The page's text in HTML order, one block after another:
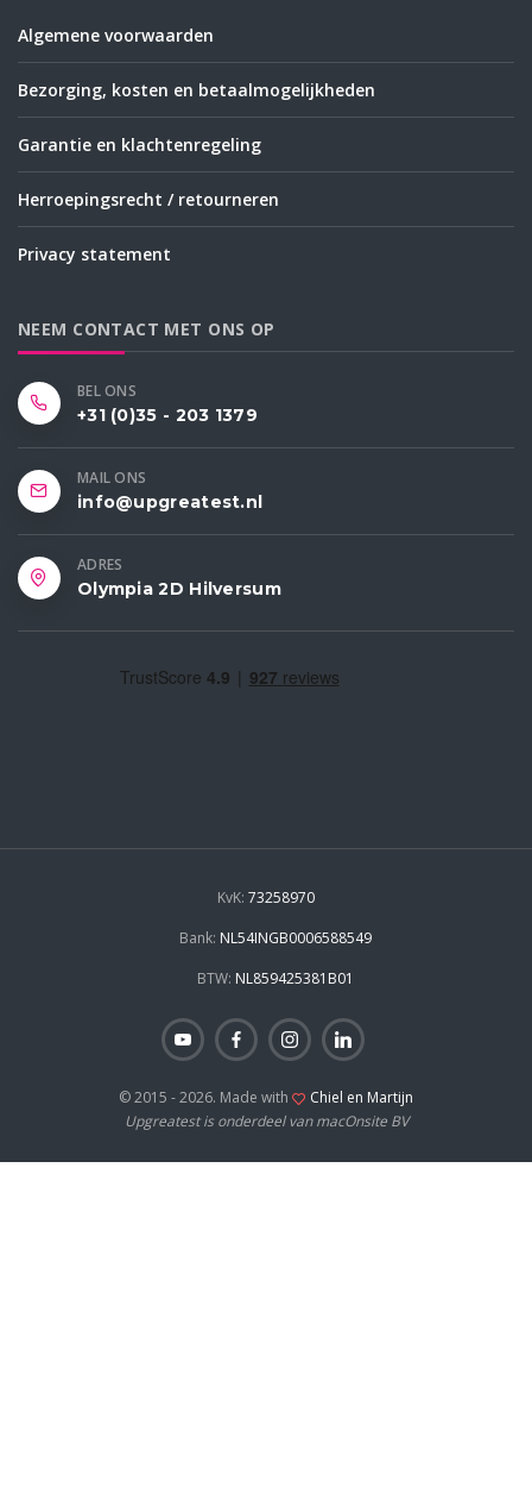
Algemene voorwaarden
Bezorging, kosten en betaalmogelijkheden
Garantie en klachtenregeling
Herroepingsrecht / retourneren
Privacy statement
NEEM CONTACT MET ONS OP
BEL ONS
+31 (0)35 - 203 1379
MAIL ONS
info@upgreatest.nl
ADRES
Olympia 2D Hilversum
KvK: 73258970
Bank: NL54INGB0006588549
BTW: NL859425381B01
© 2015 - 2026. Made with
Chiel en Martijn
Upgreatest is onderdeel van macOnsite BV